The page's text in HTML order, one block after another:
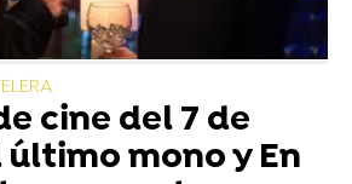
cine del 7 de
último mono y En